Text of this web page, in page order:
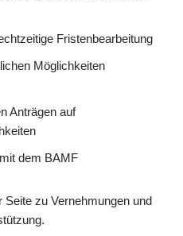
Fristenbearbeitung
Möglichkeiten
Anträgen auf
dem BAMF
zu Vernehmungen und